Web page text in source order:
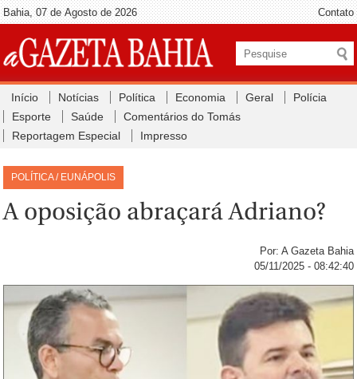
Bahia, 07 de Agosto de 2026 Contato
Início Notícias Política Economia Geral
Polícia
Esporte
Saúde
Comentários do Tomás
Reportagem Especial
Impresso
POLÍTICA / EUNÁPOLIS
A oposição abraçará Adriano?
Por: A Gazeta Bahia
05/11/2025 - 08:42:40